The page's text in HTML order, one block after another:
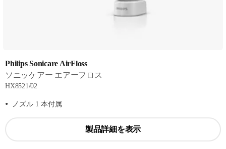
Philips Sonicare AirFloss
ソニッケアー エアーフロス
HX8521/02
ノズル 1 本付属
製品詳細を表示